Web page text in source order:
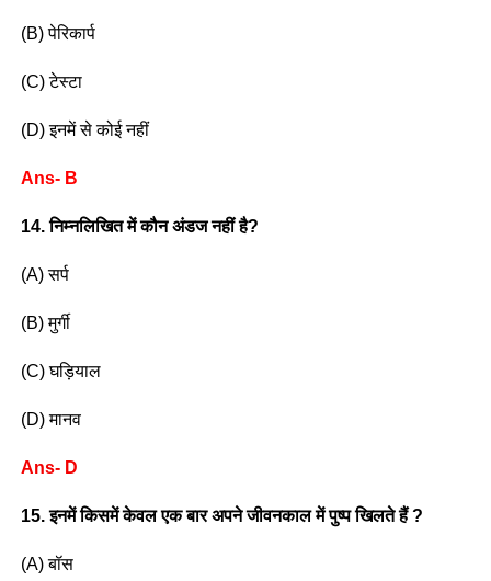
(B) पेरिकार्प
(C) टेस्टा
(D) इनमें से कोई नहीं
Ans- B
14. निम्नलिखित में कौन अंडज नहीं है?
(A) सर्प
(B) मुर्गी
(C) घड़ियाल
(D) मानव
Ans- D
15. इनमें किसमें केवल एक बार अपने जीवनकाल में पुष्प खिलते हैं ?
(A) बॉस